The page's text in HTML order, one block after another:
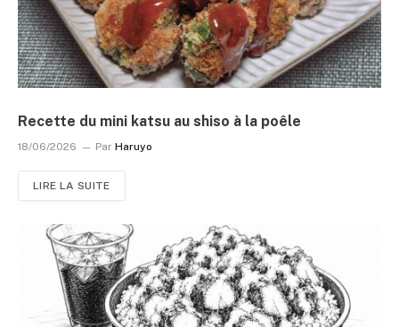
Recette du mini katsu au shiso à la poêle
18/06/2026 Par Haruyo
LIRE LA SUITE